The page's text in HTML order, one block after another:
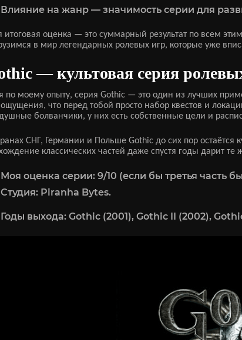
Влияние на жанр — значимость серии для
итоговая оценка — это суммарный результат по всем
в мир легендарных ролевых игр, которые уже
— культовая серия
по моему опыту, серия Gothic — это один из лучших
ощущения, что перед тобой просто набор квестов и
болванчики, у них есть собственные цели и
СНГ, Германии и Польше Gothic до сих пор
классических частей даже спустя годы дарит
Моя оценка серии:9/10 (если бы третья часть
Студия:Piranha Bytes.
Годы выхода: Gothic (2001), Gothic II (2002),